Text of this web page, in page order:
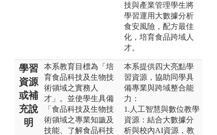
技與產業管理學生將
學習運用大數據分析
食安風險，配方最佳
化，培育食品跨域人
才。
學習
資源
或補
充說
明
本系教育目標為「培
育食品科技及生物技
術領域之實務人
才」。並使學生具備
「食品科技及生物技
術領域之專業知識及
技能、了解食品科技
本系提供四大亮點學
習資源，協助同學具
備專業與跨域整合能
力：
1.人工智慧與數位教學
資源：結合大數據分
析與校內AI資源，教